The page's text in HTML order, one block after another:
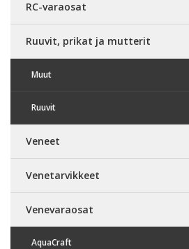
RC-varaosat
Ruuvit, prikat ja mutterit
Muut
Ruuvit
Veneet
Venetarvikkeet
Venevaraosat
AquaCraft